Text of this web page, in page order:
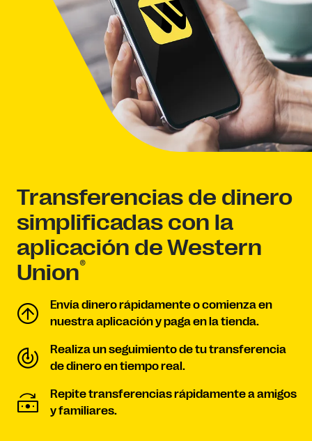
Transferencias de dinero
simplificadas con la
aplicación de Western
Union®
Envía dinero rápidamente o comienza en
nuestra aplicación y paga en la tienda.
Realiza un seguimiento de tu transferencia
de dinero en tiempo real.
Repite transferencias rápidamente a amigos
y familiares.